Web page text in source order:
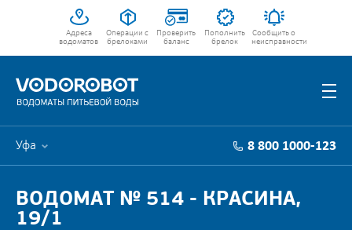
Адреса
водоматов
Операции с
брелоками
Проверить
баланс
Пополнить
брелок
Сообщить о
неисправности
Уфа 8 800 1000-123
ВОДОМАТ № 514 - КРАСИНА,
19/1